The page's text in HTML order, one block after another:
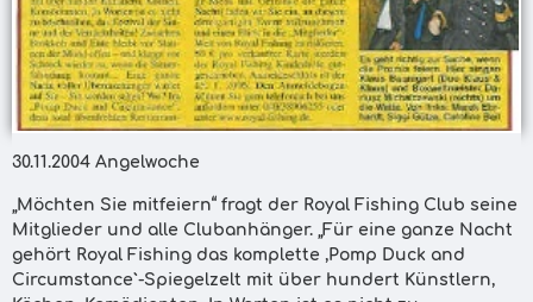
30.11.2004 Angelwoche
„Möchten Sie mitfeiern“ fragt der Royal Fishing Club seine
Mitglieder und alle Clubanhänger. „Für eine ganze Nacht
gehört Royal Fishing das komplette ,Pomp Duck and
Circumstance`-Spiegelzelt mit über hundert Künstlern,